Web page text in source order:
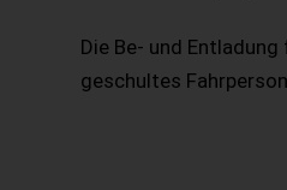
Die Be- und
geschultes